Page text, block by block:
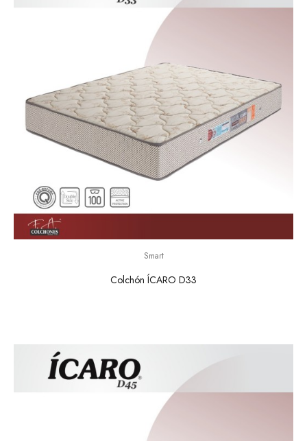
Smart
Colchón ÍCARO D33